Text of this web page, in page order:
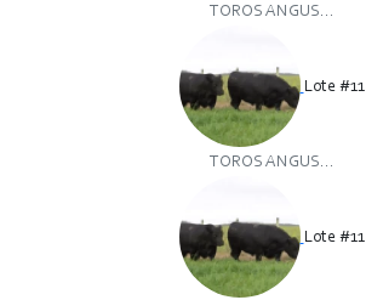
TOROS ANGUS...
Lote #11
TOROS ANGUS...
Lote #11